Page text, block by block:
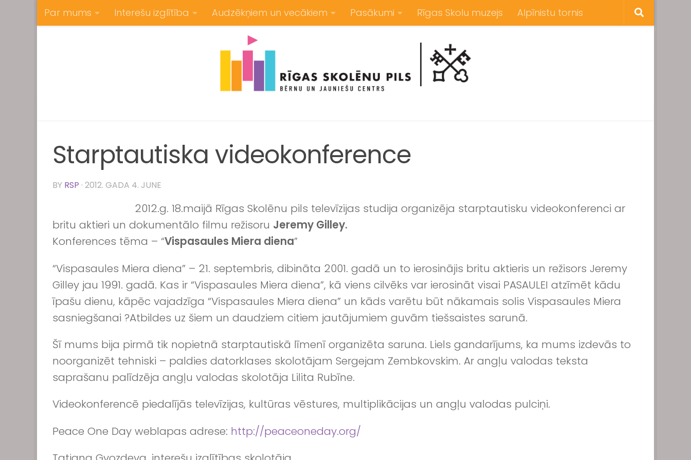
Skip to content
Par mums Interešu izglītība Audzēkņiem un vecākiem Pasākumi Rīgas Skolu muzejs Alpīnistu tornis
Starptautiska videokonference
BY RSP · 2012. GADA 4. JUNE
2012.g. 18.maijā Rīgas Skolēnu pils televīzijas studija organizēja starptautisku videokonferenci ar
britu aktieri un dokumentālo filmu režisoru Jeremy Gilley.
Konferences tēma – “Vispasaules Miera diena”
“Vispasaules Miera diena” – 21. septembris, dibināta 2001. gadā un to ierosinājis britu aktieris un režisors Jeremy
Gilley jau 1991. gadā. Kas ir “Vispasaules Miera diena”, kā viens cilvēks var ierosināt visai PASAULEI atzīmēt kādu
īpašu dienu, kāpēc vajadzīga “Vispasaules Miera diena” un kāds varētu būt nākamais solis Vispasaules Miera
sasniegšanai ?Atbildes uz šiem un daudziem citiem jautājumiem guvām tiešsaistes sarunā.
Šī mums bija pirmā tik nopietnā starptautiskā līmenī organizēta saruna. Liels gandarījums, ka mums izdevās to
noorganizēt tehniski – paldies datorklases skolotājam Sergejam Zembkovskim. Ar angļu valodas teksta
saprašanu palīdzēja angļu valodas skolotāja Lilita Rubīne.
Videokonferencē piedalījās televīzijas, kultūras vēstures, multiplikācijas un angļu valodas pulciņi.
Peace One Day weblapas adrese: http://peaceoneday.org/